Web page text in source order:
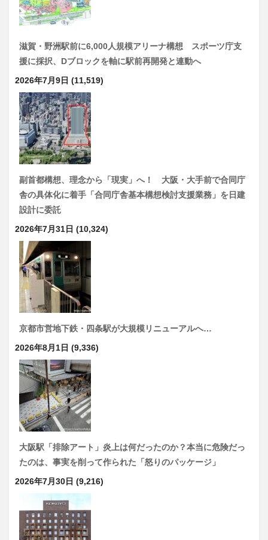
滋賀・野洲駅前に6,000人規模アリーナ構想 スポーツ庁支
援に採択、Dブロックを軸に駅前再開発と連動へ
2026年7月9日 (11,519)
副首都構想、理念から「現実」へ！ 大阪・大手前で合同庁
舎の具体化に着手「合同庁舎基本構想検討支援業務」を日建
設計に委託
2026年7月31日 (10,324)
京都市営地下鉄・四条駅が大規模リニューアルへ…
2026年8月1日 (9,336)
大阪駅「排除アート」炎上は何だったのか？本当に危険だっ
たのは、事実を削って作られた「怒りのパッケージ」
2026年7月30日 (9,216)